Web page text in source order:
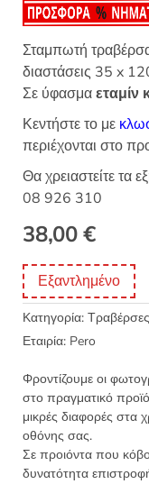
Σταμπωτή
διαστάσεις 35 x
Σε ύφασμα
Κεντήστε το με
περιέχονται στο
Θα χρειαστείτε τα
08 926 310
38,00€
Εξαντλημένο
Κατηγορία:
Εταιρία: Pero
Φροντίζουμε οι
στο πραγματικό
μικρές διαφορές
οθόνης σας.
Σε προιόντα που
δυνατότητα